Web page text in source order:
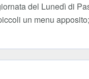
del Lunedì di
un menu